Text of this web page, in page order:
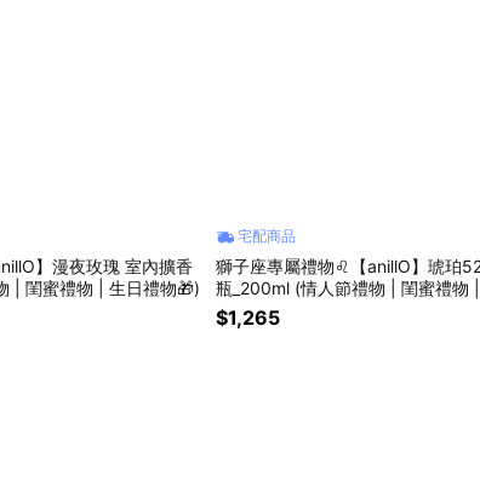
】漫夜玫瑰 室內擴香
| 閨蜜禮物 | 生日禮物🎁)
宅配商品
獅子座專屬禮物♌【anillO】琥珀
瓶_200ml (情人節禮物 | 閨蜜禮物
$1,265